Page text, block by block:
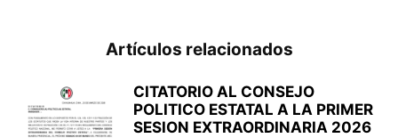
Artículos relacionados
CITATORIO AL CONSEJO
POLITICO ESTATAL A LA PRIMER
SESION EXTRAORDINARIA 2026